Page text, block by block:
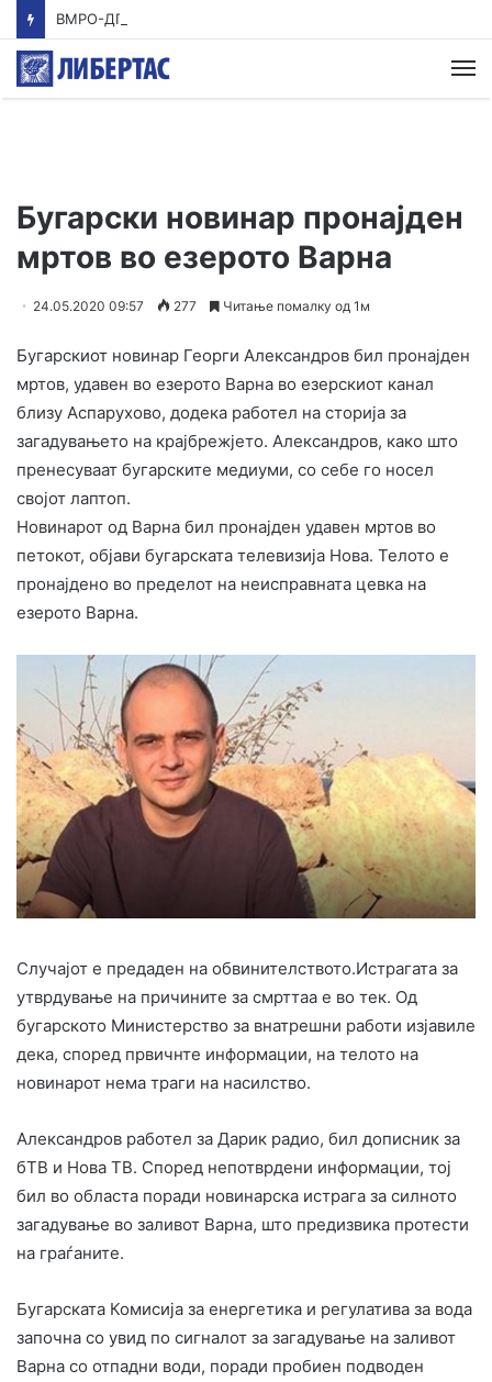
Бугарски новинар пронајден
мртов во езерото Варна
24.05.2020 09:57 277 Читање помалку од 1м
Бугарскиот новинар Георги Александров бил пронајден
мртов, удавен во езерото Варна во езерскиот канал
близу Аспарухово, додека работел на сторија за
загадувањето на крајбрежјето. Александров, како што
пренесуваат бугарските медиуми, со себе го носел
својот лаптоп.
Новинарот од Варна бил пронајден удавен мртов во
петокот, објави бугарската телевизија Нова. Телото е
пронајдено во пределот на неисправната цевка на
езерото Варна.
Случајот е предаден на обвинителството.Истрагата за
утврдување на причините за смрттаа е во тек. Од
бугарското Министерство за внатрешни работи изјавиле
дека, според првичнте информации, на телото на
новинарот нема траги на насилство.
Александров работел за Дарик радио, бил дописник за
бТВ и Нова ТВ. Според непотврдени информации, тој
бил во областа поради новинарска истрага за силното
загадување во заливот Варна, што предизвика протести
на граѓаните.
Бугарската Комисија за енергетика и регулатива за вода
започна со увид по сигналот за загадување на заливот
Варна со отпадни води, поради пробиен подводен